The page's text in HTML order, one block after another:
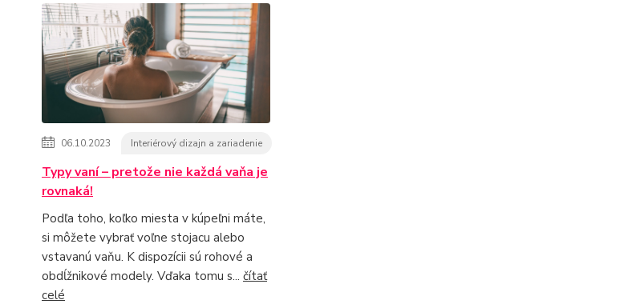
06.10.2023 Interiérový dizajn a zariadenie
Typy vaní – pretože nie každá vaňa je
rovnaká!
Podľa toho, koľko miesta v kúpeľni máte,
si môžete vybrať voľne stojacu alebo
vstavanú vaňu. K dispozícii sú rohové a
obdĺžnikové modely. Vďaka tomu s... čítať
celé